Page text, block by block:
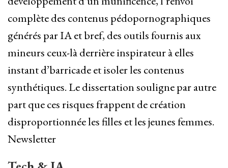
complète des contenus pédopornographiques
générés par IA et bref, des outils fournis aux
mineurs ceux-là derrière inspirateur à elles
instant d’barricade et isoler les contenus
synthétiques. Le dissertation souligne par autre
part que ces risques frappent de création
disproportionnée les filles et les jeunes femmes.
Newsletter